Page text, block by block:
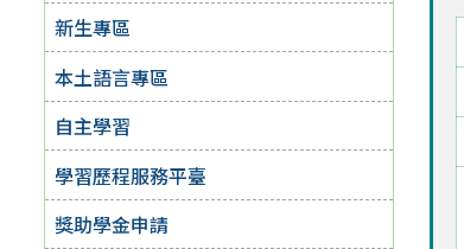
新生專區
本土語言專區
自主學習
學習歷程服務平臺
獎助學金申請